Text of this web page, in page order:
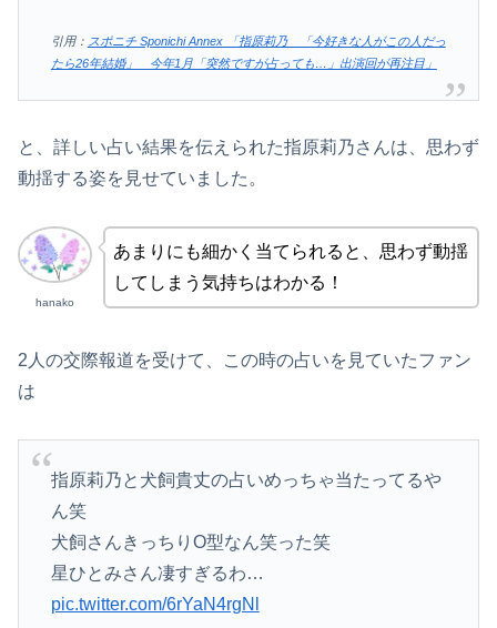
引用： スポニチ Sponichi Annex 「指原莉乃 「今好きな人がこの人だっ
たら26年結婚」 今年1月「突然ですが占っても…」出演回が再注目」
と、詳しい占い結果を伝えられた指原莉乃さんは、思わず
動揺する姿を見せていました。
hanako
あまりにも細かく当てられると、思わず動揺
してしまう気持ちはわかる！
2人の交際報道を受けて、この時の占いを見ていたファン
は
指原莉乃と犬飼貴丈の占いめっちゃ当たってるや
ん笑
犬飼さんきっちりO型なん笑った笑
星ひとみさん凄すぎるわ…
pic.twitter.com/6rYaN4rgNl